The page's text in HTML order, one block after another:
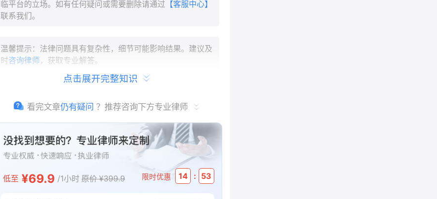
点击展开完整知识
临平台的立场。如有任何疑问或需要删除请通过 【客服中心】
联系我们。
温馨提示：法律问题具有复杂性，细节可能影响结果。建议及
时咨询律师 ，获取专业解答。
看完文章仍有疑问 ？推荐咨询下方专业律师
低至 ¥69.9 /1小时 原价 ¥399.9 限时优惠 14 : 53